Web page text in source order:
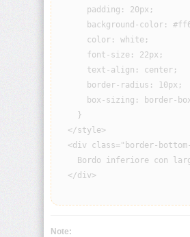
background-
blend-
mode
background-
clip
background-
color
background-
image
background-
      padding: 20px;
background-color:
      color: white;
      font-size: 22px;
      text-align: center;
      border-radius: 10px;
box-sizing: border-
    }
  </style>
<div class="border-
Bordo inferiore con
  </div>
Note: